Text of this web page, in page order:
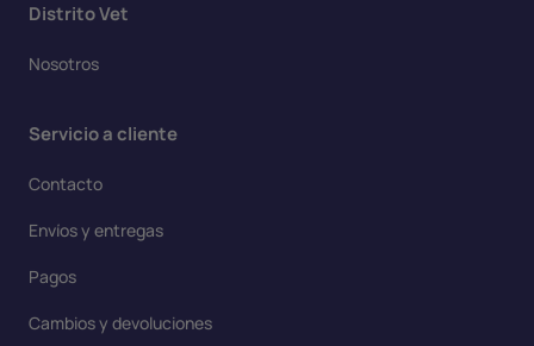
Distrito Vet
Nosotros
Servicio a cliente
Contacto
Envíos y entregas
Pagos
Cambios y devoluciones